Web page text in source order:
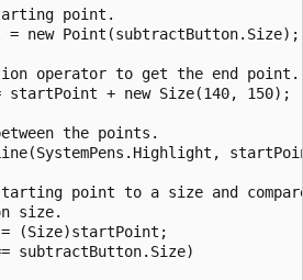
point.
= new Point(subtractButton.Size);
operator to get the end point.
startPoint + new Size(140, 150);
the points.
point to a size and
size.
(Size)startPoint;
subtractButton.Size)